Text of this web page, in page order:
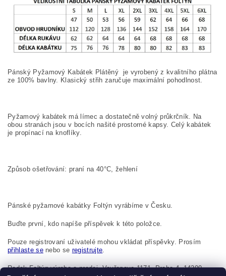
Pánský Pyžamový Kabátek Plátěný je vyrobený z kvalitního plátna
ze 100% bavlny. Klasický střih zaručuje maximální pohodlnost.
Pyžamový kabátek má límec a dostatečně volný průkrčník. Na
obou stranách jsou v bocích našité prostorné kapsy. Celý kabátek
je propínací na knoflíky.
Způsob ošetřování: praní na 40°C, žehlení
Pánské pyžamové kabátky Foltýn vyrábíme v Česku.
Buďte první, kdo napíše příspěvek k této položce.
Pouze registrovaní uživatelé mohou vkládat příspěvky. Prosím
přihlaste senebo se registrujte
Radek Foltýn výroba a prodej, Vavřenova 1171, Praha 4, 14200,